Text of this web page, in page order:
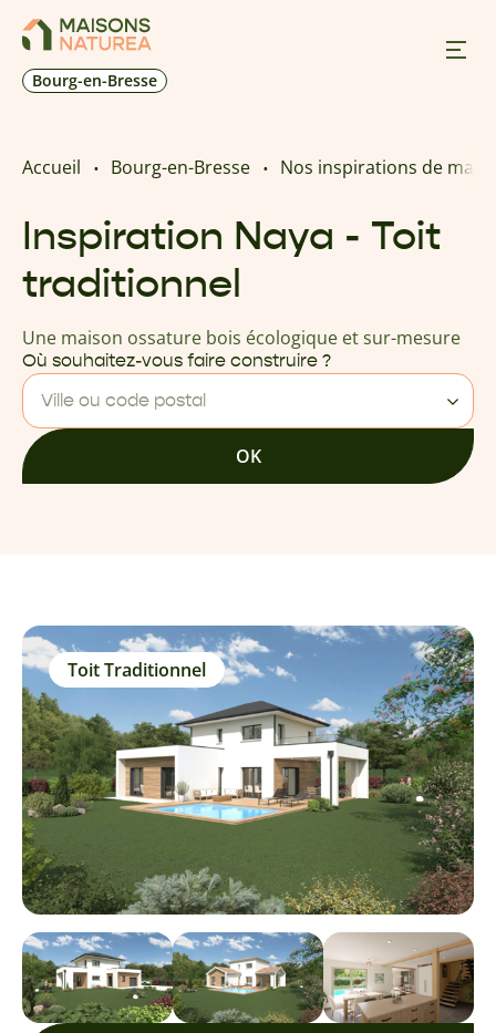
Bourg-en-Bresse
Nos offres
Prendre RDV
Accueil Bourg-en-Bresse Nos inspirations de
Inspiration Naya - Toit
traditionnel
Une maison ossature bois écologique et sur-mesure
Où souhaitez-vous faire construire ?
Ville ou code postal
OK
Toit Traditionnel